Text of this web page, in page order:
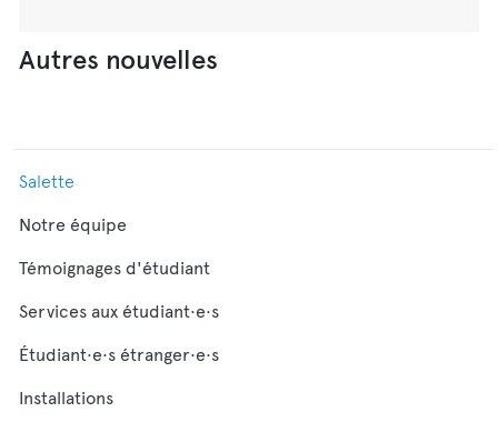
Autres nouvelles
Salette
Notre équipe
Témoignages d'étudiant
Services aux étudiant·e·s
Étudiant·e·s étranger·e·s
Installations